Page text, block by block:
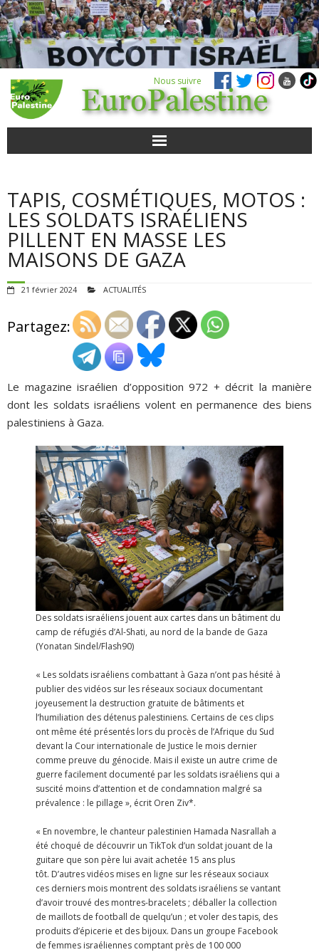
Nous suivre
POUR AGIR
AGENDA
QUI SOMMES-NOUS ?
ADHÉSIONS, DONS, CONTACT
TAPIS, COSMÉTIQUES, MOTOS :
LES SOLDATS ISRAÉLIENS
PILLENT EN MASSE LES
MAISONS DE GAZA
21 février 2024 ACTUALITÉS
Partagez:
Le magazine israélien d’opposition 972 + décrit la manière
dont les soldats israéliens volent en permanence des biens
palestiniens à Gaza.
Des soldats israéliens jouent aux cartes dans un bâtiment du
camp de réfugiés d’Al-Shati, au nord de la bande de Gaza
(Yonatan Sindel/Flash90)
« Les soldats israéliens combattant à Gaza n’ont pas hésité à
publier des vidéos sur les réseaux sociaux documentant
joyeusement la destruction gratuite de bâtiments et
l’humiliation des détenus palestiniens. Certains de ces clips
ont même été présentés lors du procès de l’Afrique du Sud
devant la Cour internationale de Justice le mois dernier
comme preuve du génocide. Mais il existe un autre crime de
guerre facilement documenté par les soldats israéliens qui a
suscité moins d’attention et de condamnation malgré sa
prévalence : le pillage », écrit Oren Ziv*.
« En novembre, le chanteur palestinien Hamada Nasrallah a
été choqué de découvrir un TikTok d’un soldat jouant de la
guitare que son père lui avait achetée 15 ans plus
tôt. D’autres vidéos mises en ligne sur les réseaux sociaux
ces derniers mois montrent des soldats israéliens se vantant
d’avoir trouvé des montres-bracelets ; déballer la collection
de maillots de football de quelqu’un ; et voler des tapis, des
produits d’épicerie et des bijoux. Dans un groupe Facebook
de femmes israéliennes comptant près de 100 000